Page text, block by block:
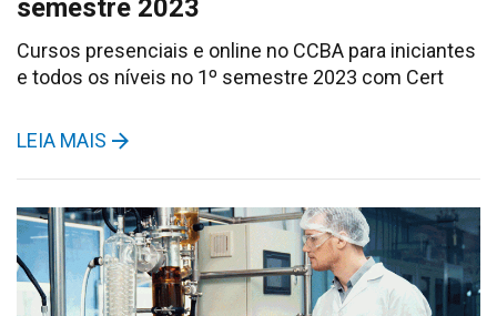
semestre 2023
Cursos presenciais e online no CCBA para iniciantes
e todos os níveis no 1º semestre 2023 com Cert
LEIA MAIS